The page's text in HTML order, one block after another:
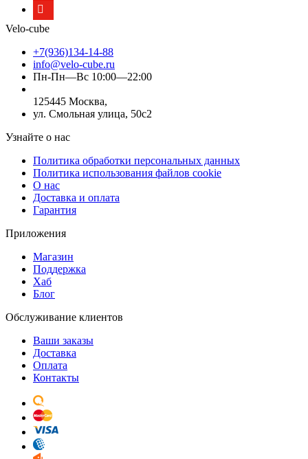
Velo-cube
+7(936)134-14-88
info@velo-cube.ru
Пн-Пн—Вс 10:00—22:00
125445 Москва,
ул. Смольная улица, 50с2
Узнайте о нас
Политика обработки персональных данных
Политика использования файлов cookie
О нас
Доставка и оплата
Гарантия
Приложения
Магазин
Поддержка
Хаб
Блог
Обслуживание клиентов
Ваши заказы
Доставка
Оплата
Контакты